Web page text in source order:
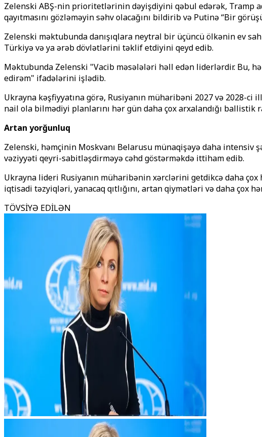
Zelenski ABŞ-nin prioritetlərinin dəyişdiyini qəbul edərək, Tramp
qayıtmasını gözləməyin səhv olacağını bildirib və Putinə “Bir
Zelenski məktubunda danışıqlara neytral bir üçüncü ölkənin ev
Türkiyə və ya ərəb dövlətlərini təklif etdiyini qeyd edib.
Məktubunda Zelenski "Vacib məsələləri həll edən liderlərdir. Bu,
edirəm" ifadələrini işlədib.
Ukrayna kəşfiyyatına görə, Rusiyanın müharibəni 2027 və 2028-
nail ola bilmədiyi planlarını hər gün daha çox arxalandığı ballistik
Artan yorğunluq
Zelenski, həmçinin Moskvanı Belarusu münaqişəyə daha intensiv
vəziyyəti qeyri-sabitləşdirməyə cəhd göstərməkdə ittiham edib.
Ukrayna lideri Rusiyanın müharibənin xərclərini getdikcə daha
iqtisadi təzyiqləri, yanacaq qıtlığını, artan qiymətləri və daha çox
TÖVSİYƏ EDİLƏN